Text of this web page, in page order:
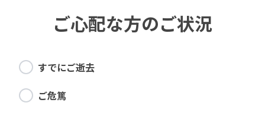
ご心配な方のご状況
すでにご逝去
ご危篤